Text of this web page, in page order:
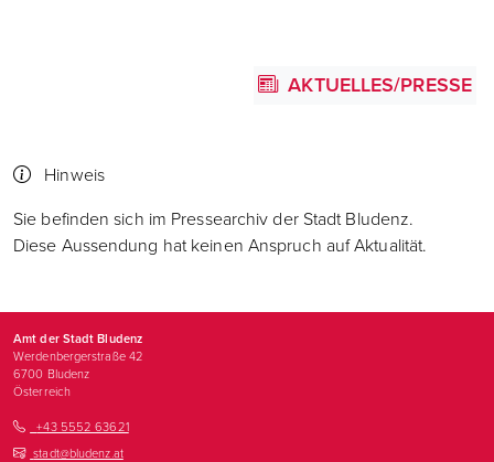
AKTUELLES/PRESSE
Hinweis
Sie befinden sich im Pressearchiv der Stadt Bludenz.
Diese Aussendung hat keinen Anspruch auf Aktualität.
Amt der Stadt Bludenz
Werdenbergerstraße 42
6700 Bludenz
Österreich
+43 5552 63621
stadt@bludenz.at